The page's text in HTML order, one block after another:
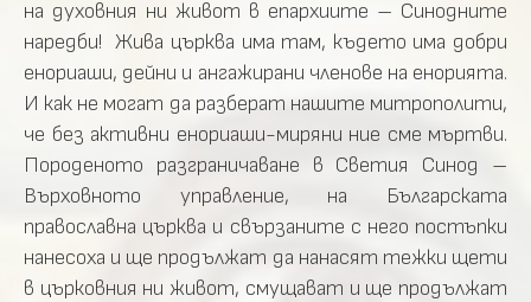
на духовния ни живот в епархиите – Синодните
наредби! Жива църква има там, където има добри
енориаши, дейни и ангажирани членове на енорията.
И как не могат да разберат нашите митрополити,
че без активни енориаши-миряни ние сме мъртви.
Породеното разграничаване в Светия Синод –
Върховното управление, на Българската
православна църква и свързаните с него постъпки
нанесоха и ще продължат да нанасят тежки щети
в църковния ни живот, смущават и ще продължат